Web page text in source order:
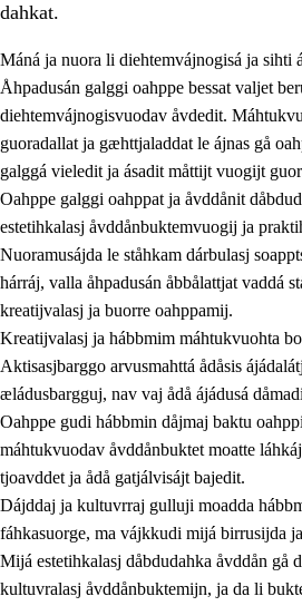
1. Åhpadusá árvvovuodo
1.1 Almasjárvvo
Identitiehtta ja kultuvralasj
1.3 Lájttális ájádallam ja
Dahkamávvo, berustibme ja
1.5 Vieledus luonnduj ja
1.6 Demokratijja ja oassálasstem
dahkat.
Máná ja nuora li diehtemvájnogisá ja sihti
Åhpadusán galggi oahppe bessat valjet
diehtemvájnogisvuodav åvdedit.
guoradallat ja gæhttjaladdat le ájnas gå
galggá vieledit ja ásadit måttijt vuogijt
Oahppe galggi oahppat ja åvddånit
estetihkalasj åvddånbuktemvuogij ja
Nuoramusájda le ståhkam dárbulasj
hárráj, valla åhpadusán åbbålattjat vaddá
kreatijvalasj ja buorre oahppamij.
Kreatijvalasj ja hábbmim máhtukvuohta
Aktisasjbarggo arvusmahttá ådåsis
æládusbargguj, nav vaj ådå ájádusá
Oahppe gudi hábbmin dåjmaj baktu
máhtukvuodav åvddånbuktet moatte
tjoavddet ja ådå gatjálvisájt bajedit.
Dájddaj ja kultuvrraj gulluji moadda
fáhkasuorge, ma vájkkudi mijá birrusijda
Mijá estetihkalasj dåbdudahka åvddån gå
kultuvralasj åvddånbuktemijn, ja da li